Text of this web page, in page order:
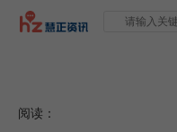
阅读：